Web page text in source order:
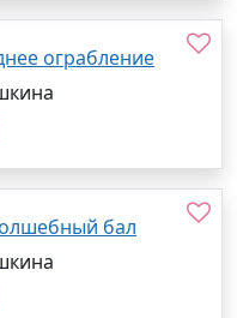
ограбление
бал